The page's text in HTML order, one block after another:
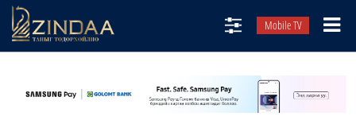
Mobile TV
ТВ8